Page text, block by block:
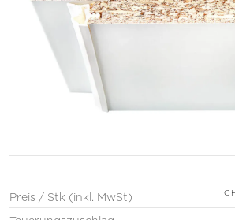
Preis / Stk (inkl. MwSt)